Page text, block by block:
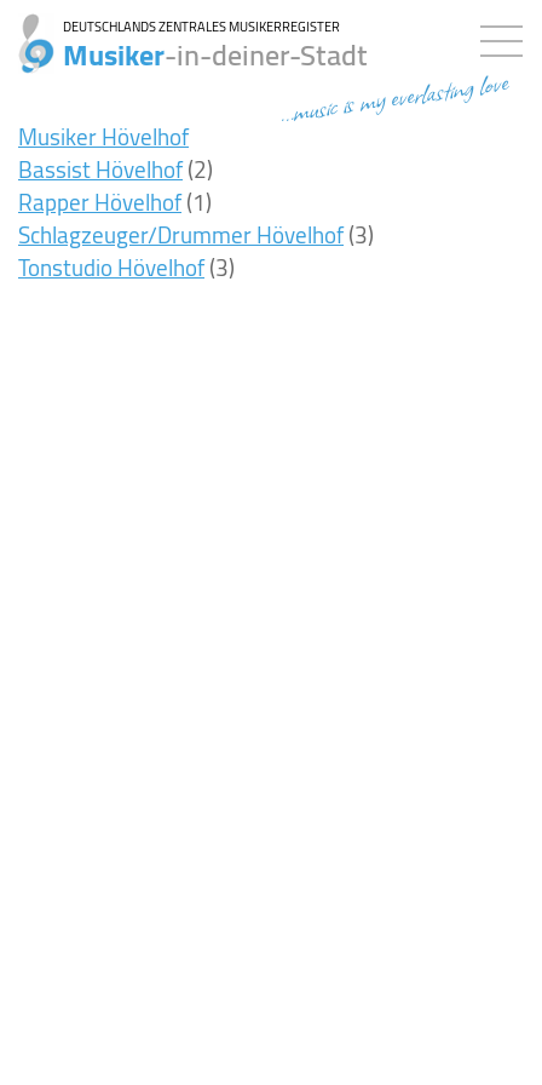
DEUTSCHLANDS ZENTRALES MUSIKERREGISTER
Musiker-in-deiner-Stadt
...music is my everlasting love
Musiker Hövelhof
Bassist Hövelhof(2)
Rapper Hövelhof(1)
Schlagzeuger/Drummer Hövelhof(3)
Tonstudio Hövelhof(3)